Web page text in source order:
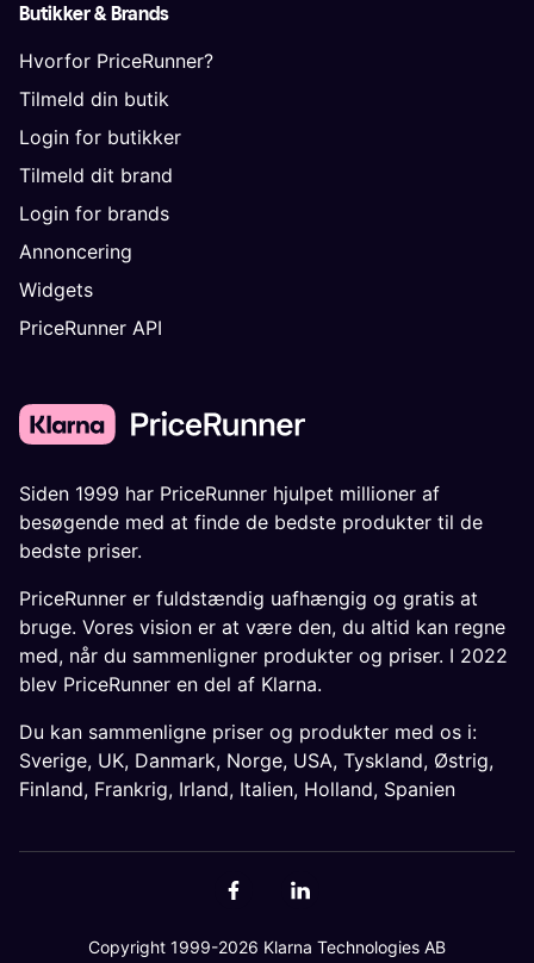
Butikker & Brands
Hvorfor PriceRunner?
Tilmeld din butik
Login for butikker
Tilmeld dit brand
Login for brands
Annoncering
Widgets
PriceRunner API
Siden 1999 har PriceRunner hjulpet millioner af
besøgende med at finde de bedste produkter til de
bedste priser.
PriceRunner er fuldstændig uafhængig og gratis at
bruge. Vores vision er at være den, du altid kan regne
med, når du sammenligner produkter og priser. I 2022
blev PriceRunner en del af Klarna.
Du kan sammenligne priser og produkter med os i:
Sverige, UK, Danmark, Norge, USA, Tyskland, Østrig,
Finland, Frankrig, Irland, Italien, Holland, Spanien
Copyright 1999-2026 Klarna Technologies AB